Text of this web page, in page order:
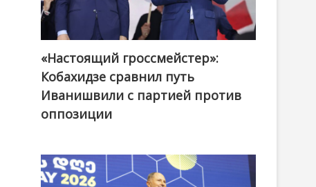
@ქართული ოცნება / Georgian Dream
«Настоящий гроссмейстер»:
Кобахидзе сравнил путь
Иванишвили с партией против
оппозиции